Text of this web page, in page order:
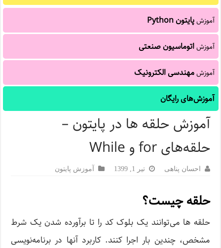
آموزشپایتون Python
آموزشاتوماسیون صنعتی
آموزشمهندسی الکترونیک
آموزش‌های رایگان
آموزش حلقه ها در پایتون –
حلقه‌های‌ for و While
احسان پناهی تیر 1, 1399 آموزش پایتون
حلقه چیست؟
حلقه ها می‌توانند یک بلوک کد را تا برآورده شدن یک شرط
مشخص، چندین بار اجرا کنند. کاربرد آنها در برنامه‌نویسی